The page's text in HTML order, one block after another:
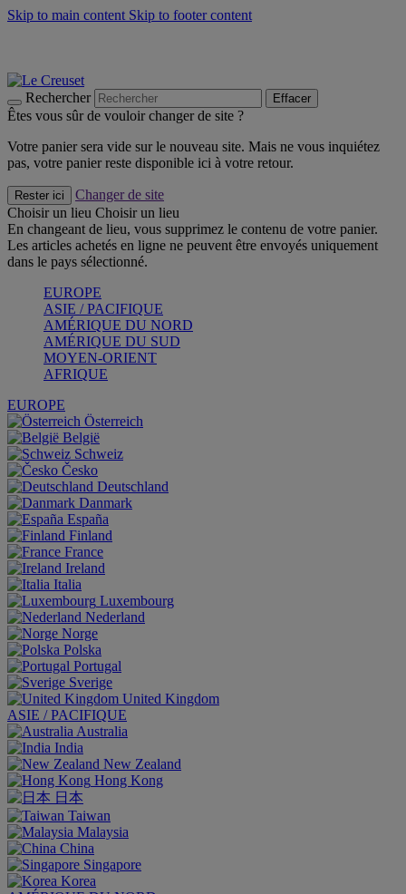
Skip to main content Skip to footer content
Rechercher Effacer
Êtes vous sûr de vouloir changer de site ?
Votre panier sera vide sur le nouveau site. Mais ne vous inquiétez
pas, votre panier reste disponible ici à votre retour.
Rester ici
Changer de site
Choisir un lieu Choisir un lieu
En changeant de lieu, vous supprimez le contenu de votre panier.
Les articles achetés en ligne ne peuvent être envoyés uniquement
dans le pays sélectionné.
EUROPE
ASIE / PACIFIQUE
AMÉRIQUE DU NORD
AMÉRIQUE DU SUD
MOYEN-ORIENT
AFRIQUE
EUROPE
Österreich
België
Schweiz
Česko
Deutschland
Danmark
España
Finland
France
Ireland
Italia
Luxembourg
Nederland
Norge
Polska
Portugal
Sverige
United Kingdom
ASIE / PACIFIQUE
Australia
India
New Zealand
Hong Kong
日本
Taiwan
Malaysia
China
Singapore
Korea